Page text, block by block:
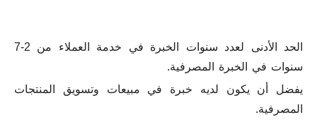
الحد الأدنى لعدد سنوات الخبرة في خدمة العملاء من 2-7
سنوات في الخبرة المصرفية.
يفضل أن يكون لديه خبرة في مبيعات وتسويق المنتجات
المصرفية.